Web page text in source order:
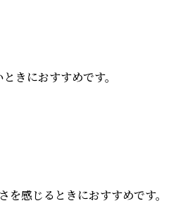
きにおすすめです。
感じるときにおすすめです。